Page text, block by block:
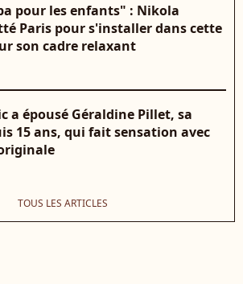
pour les enfants" : Nikola
Paris pour s'installer dans cette
son cadre relaxant
a épousé Géraldine Pillet, sa
15 ans, qui fait sensation avec
TOUS LES ARTICLES